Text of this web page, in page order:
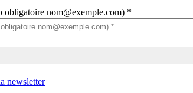
obligatoire nom@exemple.com) *
newsletter